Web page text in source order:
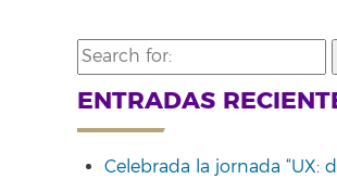
Search
for:
ENTRADAS
Celebrada la jornada “UX: